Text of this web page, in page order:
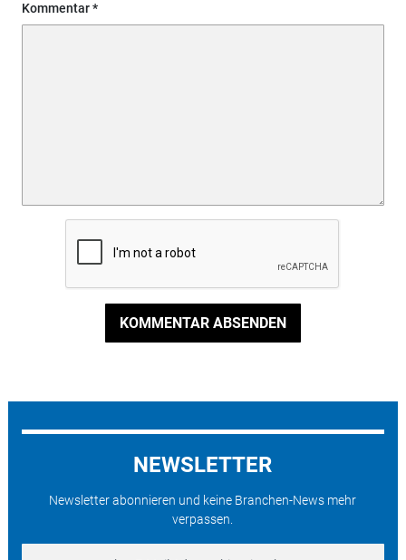
Kommentar
KOMMENTAR ABSENDEN
NEWSLETTER
Newsletter abonnieren und keine Branchen-News mehr
verpassen.